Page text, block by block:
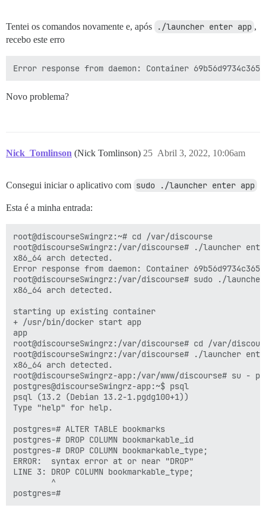
Tentei os comandos novamente e, após ./launcher enter app ,
recebo este erro
Novo problema?
Nick_Tomlinson (Nick Tomlinson) Abril 3, 2022, 10:06am
25
Consegui iniciar o aplicativo com sudo ./launcher enter app
Esta é a minha entrada:
root@discourseSwingrz:~# cd /var/discourse
root@discourseSwingrz:/var/discourse# ./launcher
x86_64 arch detected.
Error response from daemon: Container
root@discourseSwingrz:/var/discourse# sudo ./
x86_64 arch detected.
starting up existing container
+ /usr/bin/docker start app
app
root@discourseSwingrz:/var/discourse# cd /var/
root@discourseSwingrz:/var/discourse# ./launcher
x86_64 arch detected.
root@discourseSwingrz-app:/var/www/discourse# su -
postgres@discourseSwingrz-app:~$ psql
psql (13.2 (Debian 13.2-1.pgdg100+1))
Type "help" for help.
postgres=# ALTER TABLE bookmarks
postgres-# DROP COLUMN bookmarkable_id
postgres-# DROP COLUMN bookmarkable_type;
ERROR:  syntax error at or near "DROP"
LINE 3: DROP COLUMN bookmarkable_type;
        ^